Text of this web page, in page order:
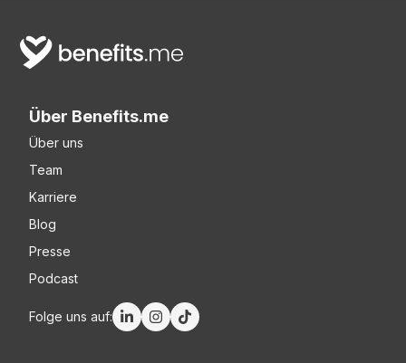
Über Benefits.me
Über uns
Team
Karriere
Blog
Presse
Podcast
Folge uns auf: